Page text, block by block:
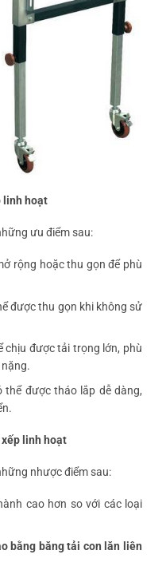
linh hoạt
ưu điểm sau:
rộng hoặc thu gọn để phù
được thu gọn khi không sử
chịu được tải trọng lớn, phù
thể được tháo lắp dễ dàng,
linh hoạt
nhược điểm sau:
cao hơn so với các loại
bằng băng tải con lăn liên